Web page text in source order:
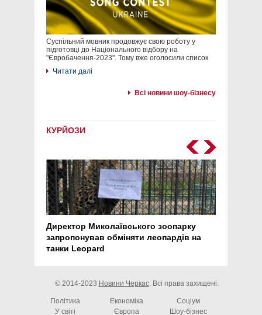
Суспільний мовник продовжує свою роботу у
підготовці до Національного відбору на
"Євробачення-2023". Тому вже оголосили список
Читати далі
Всі новини шоу-бізнесу
КУРЙОЗИ
Директор Миколаївського зоопарку
запропонував обміняти леопардів на
танки Leopard
© 2014-2023 Новини Черкас. Всі права захищені.
Політика Економіка
Соціум
У світі
Європа Шоу-бізнес